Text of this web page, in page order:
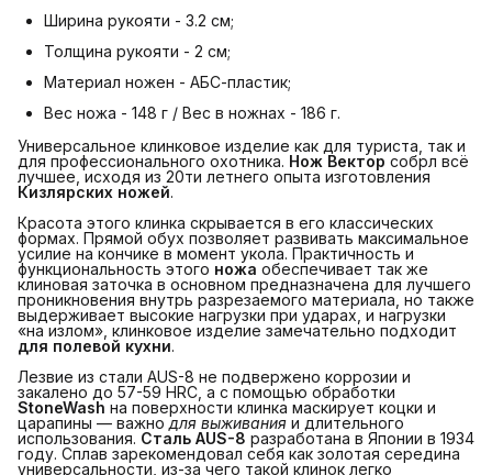
Ширина рукояти - 3.2 см;
Толщина рукояти - 2 см;
Материал ножен - АБС-пластик;
Вес ножа - 148 г / Вес в ножнах - 186 г.
Универсальное клинковое изделие как для туриста, так и
для профессионального охотника. Нож Вектор собрл всё
лучшее, исходя из 20ти летнего опыта изготовления
Кизлярских ножей.
Красота этого клинка скрывается в его классических
формах. Прямой обух позволяет развивать максимальное
усилие на кончике в момент укола. Практичность и
функциональность этого ножа обеспечивает так же
клиновая заточка в основном предназначена для лучшего
проникновения внутрь разрезаемого материала, но также
выдерживает высокие нагрузки при ударах, и нагрузки
«на излом», клинковое изделие замечательно подходит
для полевой кухни.
Лезвие из стали AUS-8 не подвержено коррозии и
закалено до 57-59 HRC, а с помощью обработки
StoneWash на поверхности клинка маскирует коцки и
царапины — важно для выживания и длительного
использования. Сталь AUS-8 разработана в Японии в 1934
году. Сплав зарекомендовал себя как золотая середина
универсальности, из-за чего такой клинок легко